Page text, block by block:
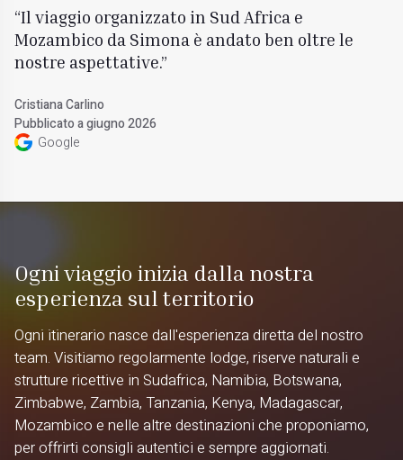
Il viaggio organizzato in Sud Africa e
Mozambico da Simona è andato ben oltre le
nostre aspettative.
Cristiana Carlino
Pubblicato a giugno 2026
Google
Ogni viaggio inizia dalla nostra
esperienza sul territorio
Ogni itinerario nasce dall'esperienza diretta del nostro
team. Visitiamo regolarmente lodge, riserve naturali e
strutture ricettive in Sudafrica, Namibia, Botswana,
Zimbabwe, Zambia, Tanzania, Kenya, Madagascar,
Mozambico e nelle altre destinazioni che proponiamo,
per offrirti consigli autentici e sempre aggiornati.